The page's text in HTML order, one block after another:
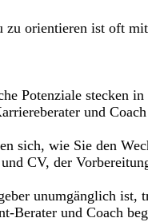
zu orientieren ist oft
Potenziale stecken
und
sich, wie Sie den
CV, der
unumgänglich ist,
Berater und Coach